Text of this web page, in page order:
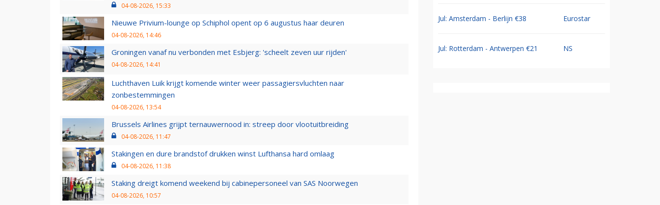
04-08-2026, 15:33
Nieuwe Privium-lounge op Schiphol opent op 6 augustus haar deuren
04-08-2026, 14:46
Groningen vanaf nu verbonden met Esbjerg: 'scheelt zeven uur rijden'
04-08-2026, 14:41
Luchthaven Luik krijgt komende winter weer passagiersvluchten naar
zonbestemmingen
04-08-2026, 13:54
Brussels Airlines grijpt ternauwernood in: streep door vlootuitbreiding
04-08-2026, 11:47
Stakingen en dure brandstof drukken winst Lufthansa hard omlaag
04-08-2026, 11:38
Staking dreigt komend weekend bij cabinepersoneel van SAS Noorwegen
04-08-2026, 10:57
Jul: Amsterdam - Berlijn €38 Eurostar
Jul: Rotterdam - Antwerpen €21 NS